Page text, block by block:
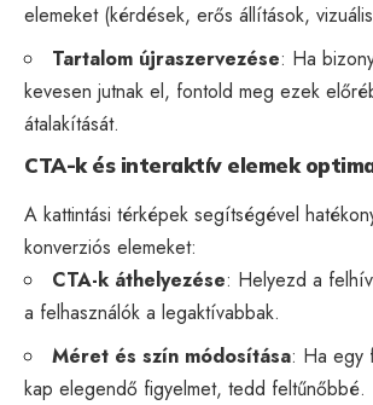
elemeket (kérdések, erős állítások,
Tartalom újraszervezése: Ha
kevesen jutnak el, fontold meg ezek
átalakítását.
CTA-k és interaktív elemek
A kattintási térképek segítségével
konverziós elemeket:
CTA-k áthelyezése: Helyezd a
a felhasználók a legaktívabbak.
Méret és szín módosítása: Ha egy
kap elegendő figyelmet, tedd feltűnőbbé.